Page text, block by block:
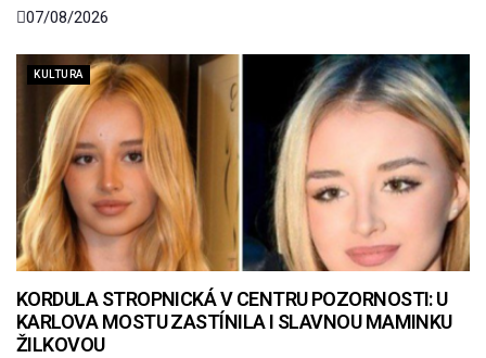
07/08/2026
KULTURA
KORDULA STROPNICKÁ V CENTRU POZORNOSTI: U
KARLOVA MOSTU ZASTÍNILA I SLAVNOU MAMINKU
ŽILKOVOU